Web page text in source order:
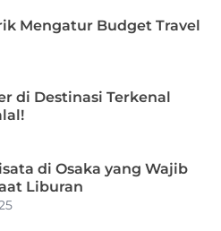
Mengatur Budget Travel
di Destinasi Terkenal
di Osaka yang Wajib
Liburan